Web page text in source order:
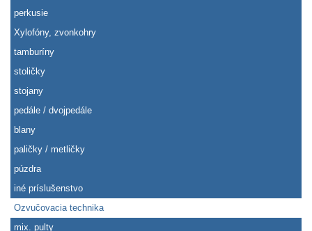
perkusie
Xylofóny, zvonkohry
tamburíny
stoličky
stojany
pedále / dvojpedále
blany
paličky / metličky
púzdra
iné príslušenstvo
Ozvučovacia technika
mix. pulty